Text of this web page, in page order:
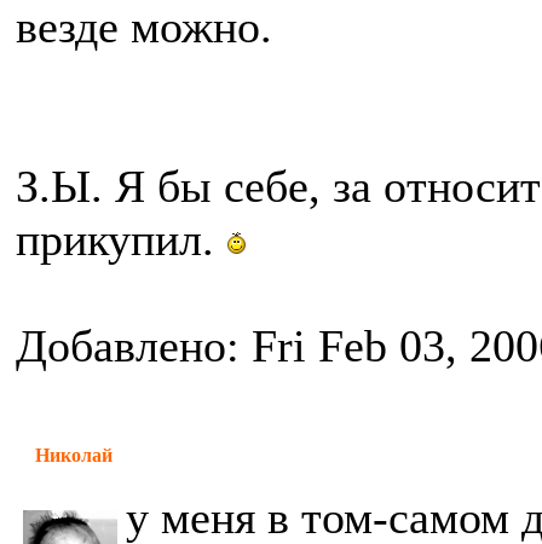
везде можно.
З.Ы. Я бы себе, за
прикупил.
Добавлено: Fri Feb 03,
Николай
у меня в том-самом